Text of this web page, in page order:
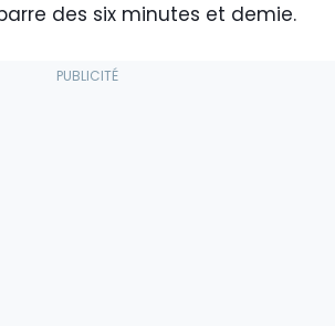
des six minutes et demie.